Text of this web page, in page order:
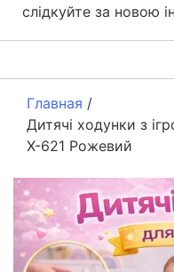
слідкуйте за новою
Главная /
Дитячі ходунки з
Х-621 Рожевий